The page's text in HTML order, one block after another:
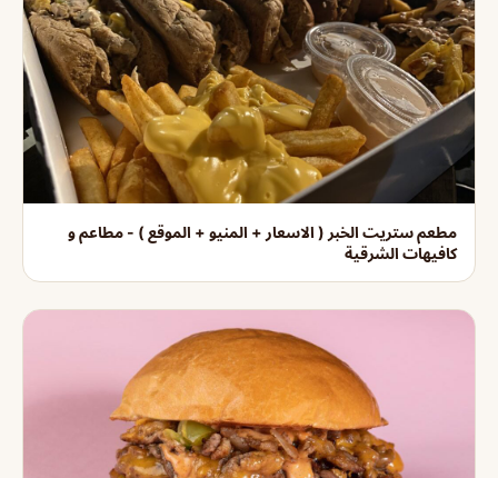
مطعم ستريت الخبر ( الاسعار + المنيو + الموقع ) - مطاعم و
كافيهات الشرقية